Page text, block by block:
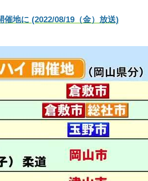
地に (2022/08/19（金）放送)